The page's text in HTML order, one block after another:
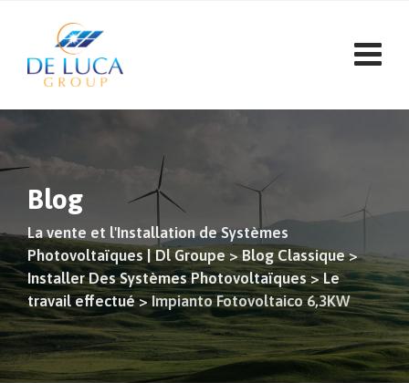
contenu
Blog
La vente et l'Installation de Systèmes
Photovoltaïques | Dl Groupe > Blog Classique>
Installer Des Systèmes Photovoltaïques>Le
travail effectué>Impianto Fotovoltaico 6,3KW